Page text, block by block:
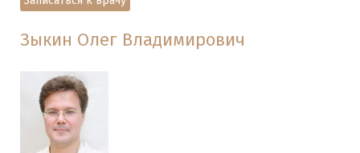
Зыкин Олег Владимирович